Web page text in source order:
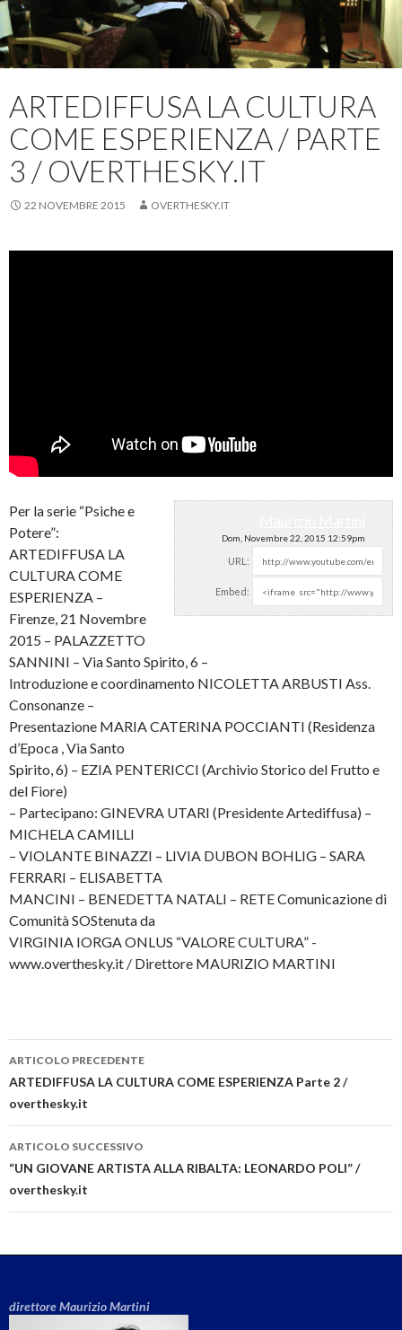
ARTEDIFFUSA LA CULTURA
COME ESPERIENZA / PARTE
3 / OVERTHESKY.IT
22 NOVEMBRE 2015 OVERTHESKY.IT
Dom, Novembre 22, 2015 12:59pm
URL:
Embed:
Per la serie “Psiche e
Potere”:
ARTEDIFFUSA LA
CULTURA COME
ESPERIENZA –
Firenze, 21 Novembre
2015 – PALAZZETTO
SANNINI – ViaSanto Spirito, 6 –
Introduzione e coordinamento NICOLETTA ARBUSTI Ass.
Consonanze –
Presentazione MARIA CATERINA POCCIANTI (Residenza
d’Epoca , Via Santo
Spirito, 6) – EZIA PENTERICCI (Archivio Storico del Frutto e
del Fiore)
– Partecipano: GINEVRA UTARI (Presidente Artediffusa) –
MICHELA CAMILLI
– VIOLANTE BINAZZI – LIVIA DUBON BOHLIG – SARA
FERRARI – ELISABETTA
MANCINI – BENEDETTA NATALI – RETE Comunicazione di
Comunità SOStenuta da
VIRGINIA IORGA ONLUS “VALORE CULTURA” -
www.overthesky.it / Direttore MAURIZIO MARTINI
Navigazione articolo
ARTICOLO PRECEDENTE
ARTEDIFFUSA LA CULTURA COME ESPERIENZA Parte 2 /
overthesky.it
ARTICOLO SUCCESSIVO
“UN GIOVANE ARTISTA ALLA RIBALTA: LEONARDO POLI” /
overthesky.it
direttore Maurizio Martini